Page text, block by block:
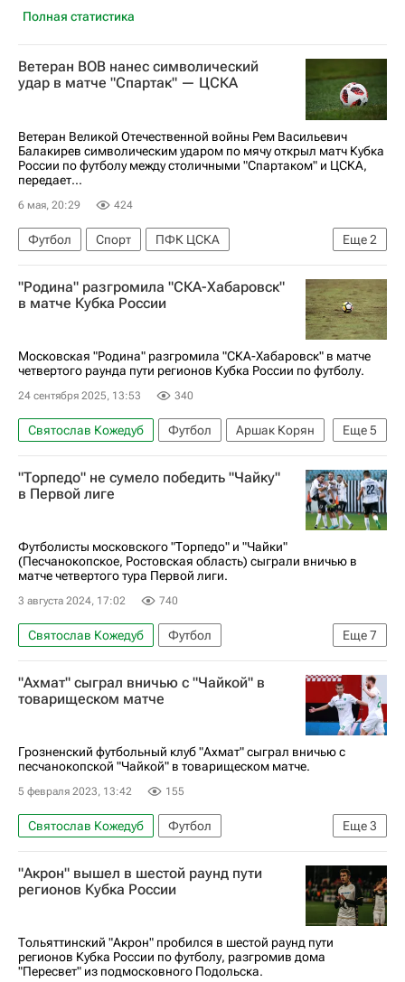
Полная статистика
Ветеран ВОВ нанес символический
удар в матче "Спартак" — ЦСКА
Ветеран Великой Отечественной войны Рем Васильевич
Балакирев символическим ударом по мячу открыл матч Кубка
России по футболу между столичными "Спартаком" и ЦСКА,
передает...
6 мая, 20:29 424
Еще2
Футбол Спорт
ПФК ЦСКА
Спартак Москва
Кубок России по футболу
"Родина" разгромила "СКА-Хабаровск"
в матче Кубка России
Московская "Родина" разгромила "СКА-Хабаровск" в матче
четвертого раунда пути регионов Кубка России по футболу.
24 сентября 2025, 13:53 340
Еще5
Святослав Кожедуб Футбол
Аршак Корян
Дмитрий Маркитесов
Родина (Москва)
СКА-Хабаровск
Спорт
"Торпедо" не сумело победить "Чайку"
в Первой лиге
Футболисты московского "Торпедо" и "Чайки"
(Песчанокопское, Ростовская область) сыграли вничью в
матче четвертого тура Первой лиги.
3 августа 2024, 17:02 740
Еще7
Святослав Кожедуб
Футбол
Ростовская область
Москва
Набережные Челны
Чайка (Песчанокопское)
"Ахмат" сыграл вничью с "Чайкой" в
товарищеском матче
Грозненский футбольный клуб "Ахмат" сыграл вничью с
песчанокопской "Чайкой" в товарищеском матче.
5 февраля 2023, 13:42 155
Еще3
Святослав Кожедуб
Футбол
Александр Трошечкин
Ахмат
Чайка (Песчанокопское)
"Акрон" вышел в шестой раунд пути
регионов Кубка России
Тольяттинский "Акрон" пробился в шестой раунд пути
регионов Кубка России по футболу, разгромив дома
"Пересвет" из подмосковного Подольска.